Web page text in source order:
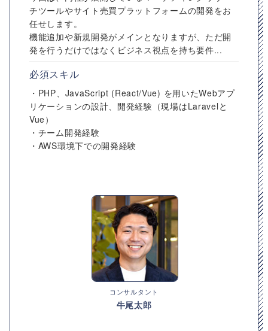
チツールやサイト売買プラットフォームの開発をお
任せします。
機能追加や新規開発がメインとなりますが、ただ開
発を行うだけではなくビジネス視点を持ち要件...
必須スキル
・PHP、JavaScript (React/Vue) を用いたWebアプ
リケーションの設計、開発経験（現場はLaravelと
Vue）
・チーム開発経験
・AWS環境下での開発経験
コンサルタント
牛尾太郎